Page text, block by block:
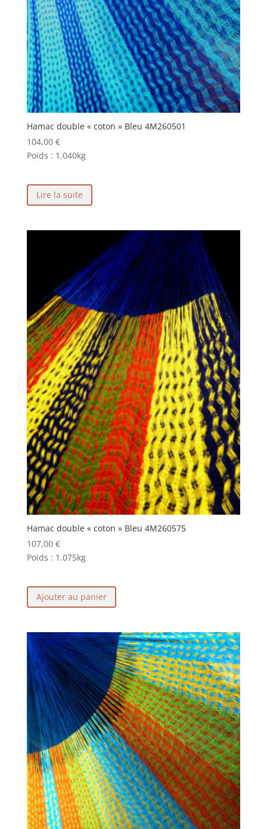
Hamac double « coton » Bleu 4M260501
104,00 €
Poids : 1.040kg
Lire la suite
Hamac double « coton » Bleu 4M260575
107,00 €
Poids : 1.075kg
Ajouter au panier